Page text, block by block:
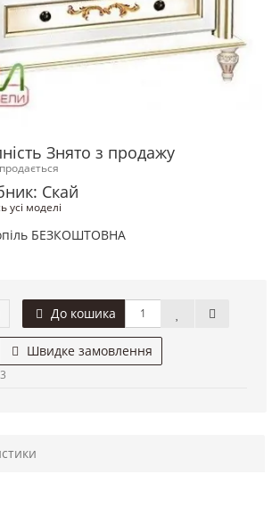
Знято з продажу
Скай
усі моделі
БЕЗКОШТОВНА
До кошика
Швидке замовлення